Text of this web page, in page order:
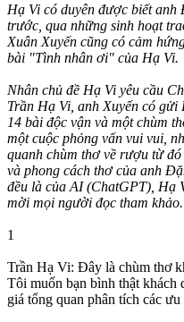
Hạ Vi có duyên được biết
trước, qua những sinh hoạt
Xuân Xuyến cũng có cảm
bài "Tình nhân ơi" của Hạ Vi.
Nhân chủ đề Hạ Vi yêu cầu
Trần Hạ Vi, anh Xuyến có
14 bài độc vận và một chùm
một cuộc phỏng vấn vui vui,
quanh chùm thơ về rượu từ
và phong cách thơ của anh
đều là của AI (ChatGPT), Hạ
mời mọi người đọc tham khảo.
1
Trần Hạ Vi: Đây là chùm thơ
Tôi muốn bạn bình thật khách
giá tổng quan phân tích các